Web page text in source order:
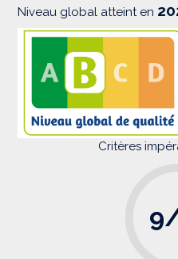
Niveau global atteint en
Critères